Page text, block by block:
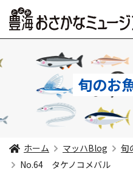
旬のお
ホーム マッハBlog
旬
No.64 タケノコメバル